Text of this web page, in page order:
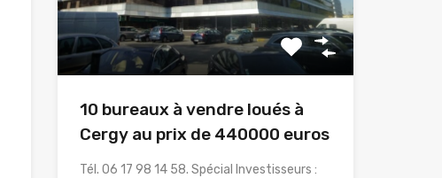
10 bureaux à vendre loués à
Cergy au prix de 440000 euros
Tél. 06 17 98 14 58. Spécial Investisseurs :